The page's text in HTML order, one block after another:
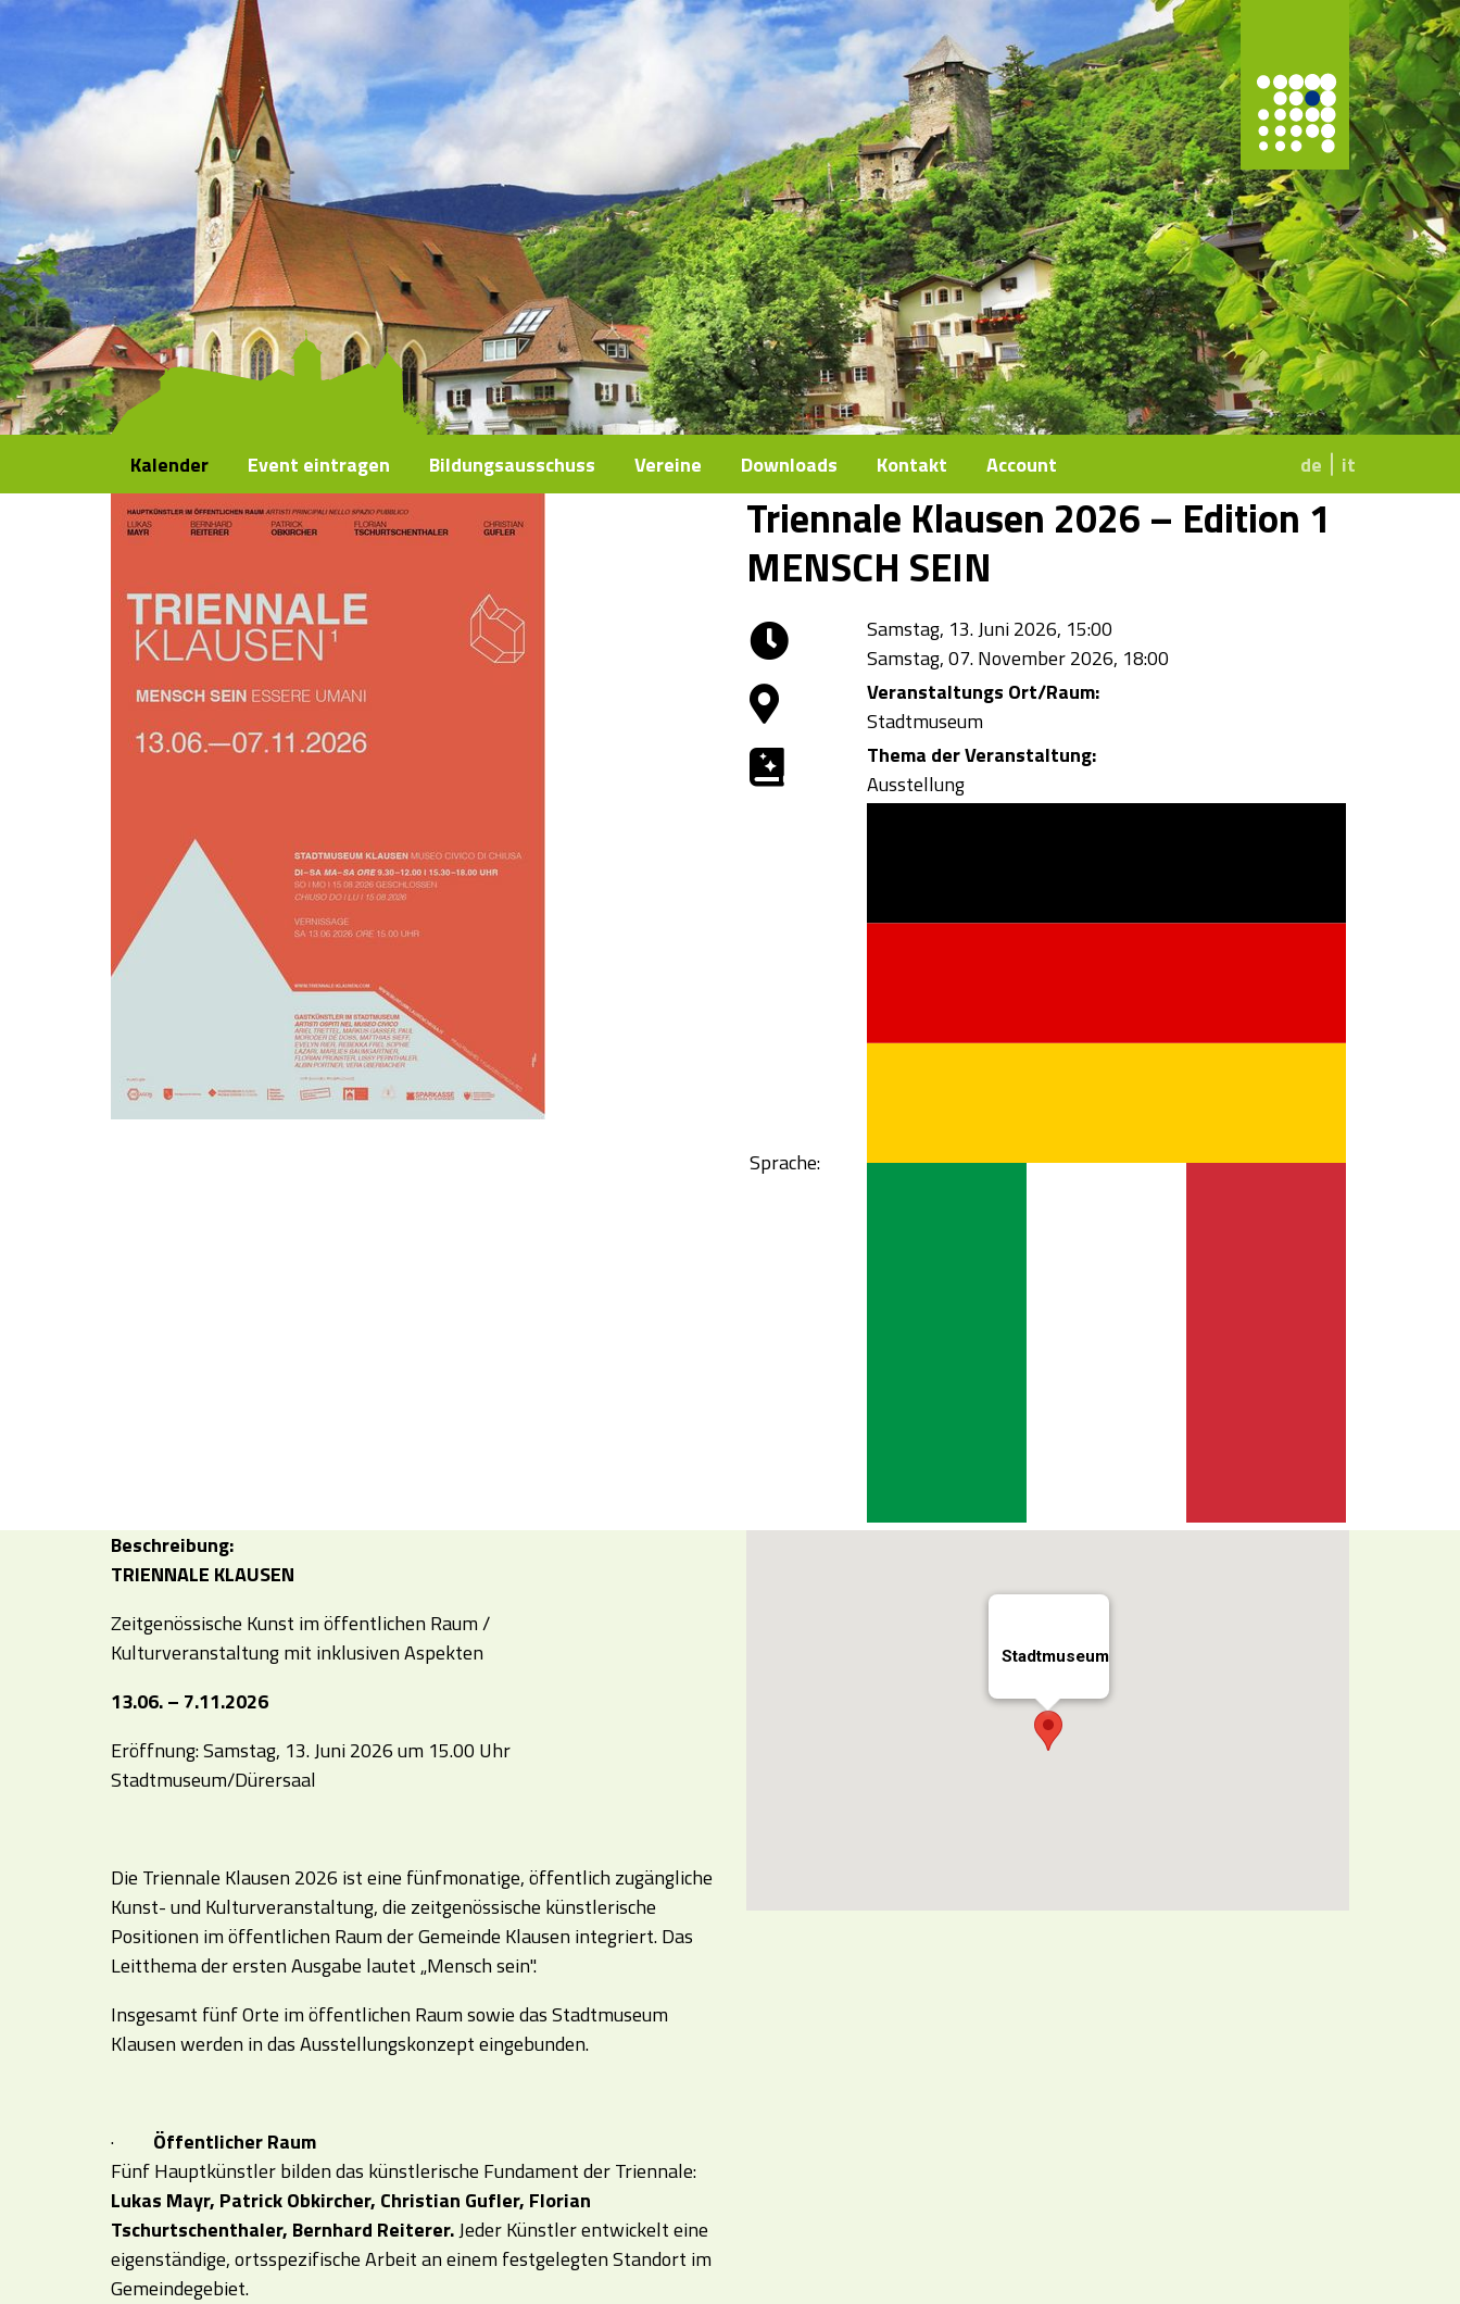
Kalender Event eintragen Bildungsausschuss Vereine Downloads Kontakt Account de it
Triennale Klausen 2026 – Edition 1
MENSCH SEIN
Samstag, 13. Juni 2026, 15:00
Samstag, 07. November 2026, 18:00
Veranstaltungs Ort/Raum:
Stadtmuseum
Thema der Veranstaltung:
Ausstellung
Sprache:
Beschreibung:
TRIENNALE KLAUSEN
Zeitgenössische Kunst im öffentlichen Raum /
Kulturveranstaltung mit inklusiven Aspekten
13.06. – 7.11.2026
Eröffnung: Samstag, 13. Juni 2026 um 15.00 Uhr
Stadtmuseum/Dürersaal
Die Triennale Klausen 2026 ist eine fünfmonatige, öffentlich zugängliche
Kunst- und Kulturveranstaltung, die zeitgenössische künstlerische
Positionen im öffentlichen Raum der Gemeinde Klausen integriert. Das
Leitthema der ersten Ausgabe lautet „Mensch sein".
Insgesamt fünf Orte im öffentlichen Raum sowie das Stadtmuseum
Klausen werden in das Ausstellungskonzept eingebunden.
· Öffentlicher Raum
Fünf Hauptkünstler bilden das künstlerische Fundament der Triennale:
Lukas Mayr, Patrick Obkircher, Christian Gufler, Florian
Tschurtschenthaler, Bernhard Reiterer.Jeder Künstler entwickelt eine
eigenständige, ortsspezifische Arbeit an einem festgelegten Standort im
Gemeindegebiet.
Stadtmuseum